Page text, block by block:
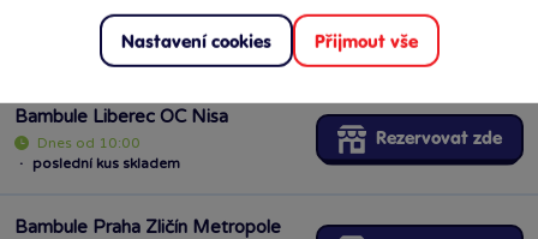
Dnes od 10:00
poslední kus skladem
Rezervovat zde
Bambule Liberec OC Nisa
Dnes od 10:00
·
poslední kus skladem
Rezervovat zde
Bambule Praha Zličín Metropole
Nastavení cookies Přijmout vše